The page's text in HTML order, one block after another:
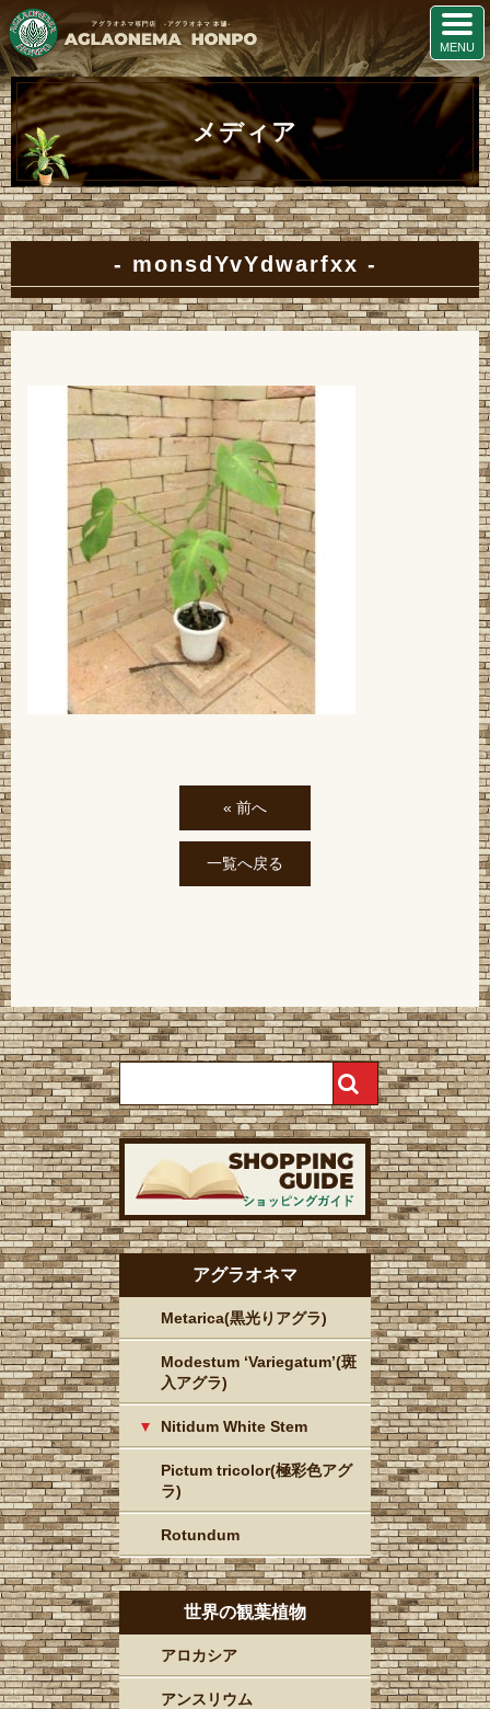
メディア
monsdYvYdwarfxx
« 前へ
一覧へ戻る
アグラオネマ
Metarica(黒光りアグラ)
Modestum ‘Variegatum’(斑
入アグラ)
Nitidum White Stem
Pictum tricolor(極彩色アグ
ラ)
Rotundum
世界の観葉植物
アロカシア
アンスリウム